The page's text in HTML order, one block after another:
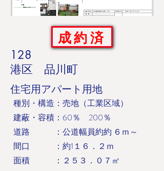
成約済
128
港区 品川町
住宅用アパート用地
​種別・構造：売地（工業区域）
建蔽・容積：60％ 200％
道路 ：公道幅員約約 ６ｍ～
​間口 ：約1１６．２ｍ
面積 ：２５３．０７㎡